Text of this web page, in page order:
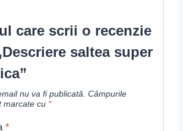
care scrii o recenzie
saltea super
nu va fi publicată. Câmpurile
marcate cu *
*